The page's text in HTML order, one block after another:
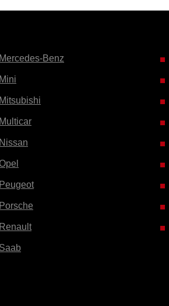
Mercedes-Benz
Mini
Mitsubishi
Multicar
Nissan
Peugeot
Porsche
Renault
Saab